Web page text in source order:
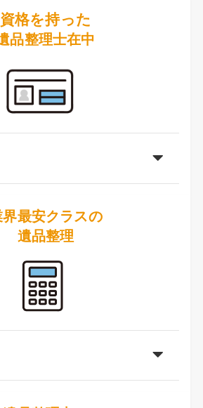
資格を持った
品整理士在中
界最安クラスの
遺品整理